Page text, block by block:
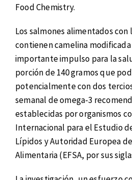
Food Chemistry.
Los salmones alimentados con
contienen camelina
importante impulso para la
porción de 140 gramos que
potencialmente con dos
semanal de omega-3
establecidas por organismos
Internacional para el Estudio
Lípidos y Autoridad Europea
Alimentaria (EFSA, por sus